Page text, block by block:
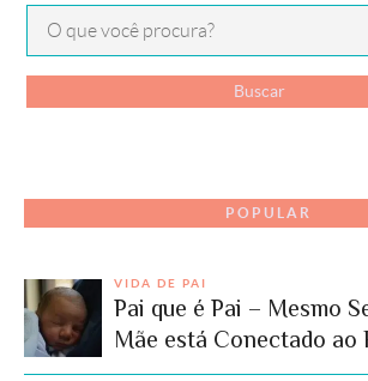
POPULAR
VIDA DE PAI
Pai que é Pai – Mesmo
Mãe está Conectado ao